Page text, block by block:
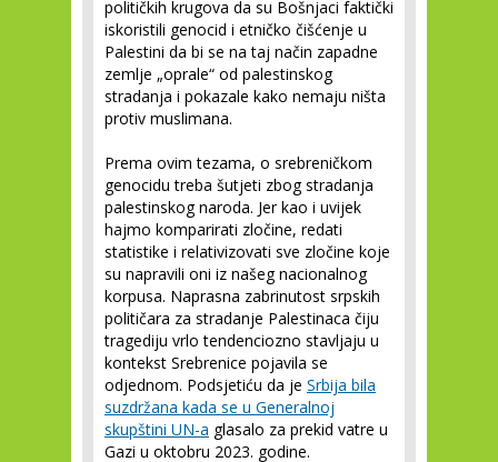
političkih krugova da su Bošnjaci faktički
iskoristili genocid i etničko čišćenje u
Palestini da bi se na taj način zapadne
zemlje „oprale“ od palestinskog
stradanja i pokazale kako nemaju ništa
protiv muslimana.
Prema ovim tezama, o srebreničkom
genocidu treba šutjeti zbog stradanja
palestinskog naroda. Jer kao i uvijek
hajmo komparirati zločine, redati
statistike i relativizovati sve zločine koje
su napravili oni iz našeg nacionalnog
korpusa. Naprasna zabrinutost srpskih
političara za stradanje Palestinaca čiju
tragediju vrlo tendenciozno stavljaju u
kontekst Srebrenice pojavila se
odjednom. Podsjetiću da je Srbija bila
suzdržana kada se u Generalnoj
skupštini UN-a glasalo za prekid vatre u
Gazi u oktobru 2023. godine.